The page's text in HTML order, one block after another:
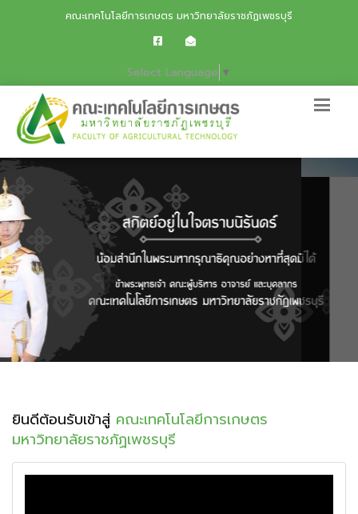
คณะเทคโนโลยีการเกษตร มหาวิทยาลัยราชภัฏเพชรบุรี
Select Language ▼
ยินดีต้อนรับเข้าสู่ คณะเทคโนโลยีการเกษตร
มหาวิทยาลัยราชภัฏเพชรบุรี